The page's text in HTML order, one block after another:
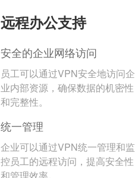
远程办公支持
安全的企业网络访问
员工可以通过VPN安全地访问企
业内部资源，确保数据的机密性
和完整性。
统一管理
企业可以通过VPN统一管理和监
控员工的远程访问，提高安全性